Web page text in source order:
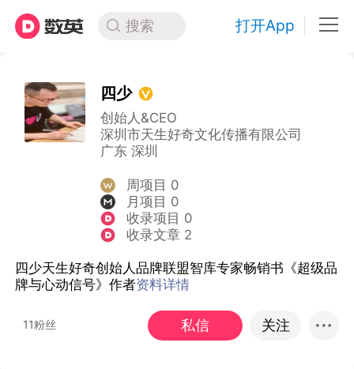
搜索 打开App
四少
创始人&CEO
深圳市天生好奇文化传播有限公司
广东 深圳
周项目 0
月项目 0
收录项目 0
收录文章 2
四少天生好奇创始人品牌联盟智库专家畅销书《超级品
牌与心动信号》作者资料详情
11粉丝 私信 关注